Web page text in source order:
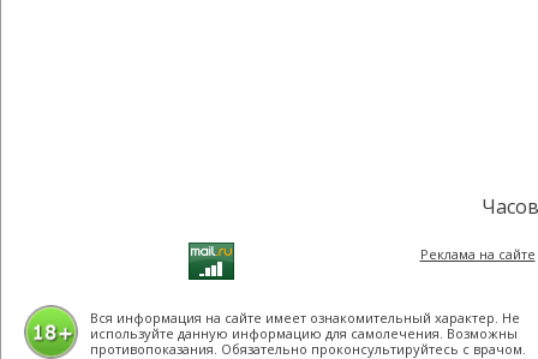
Реклама на сайте
Вся информация на сайте имеет ознакомительный характер. Не
используйте данную информацию для самолечения. Возможны
противопоказания. Обязательно проконсультируйтесь с врачом.